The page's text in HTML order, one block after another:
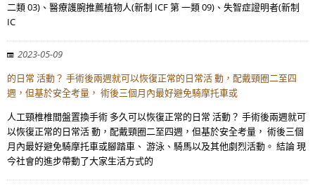
二類 03)、醫療護腕推薦植物人(新制 ICF 第 一類 09)、失智症證明者(新制
IC
2023-05-09
的日常 活動？ 手術後兩週就可以恢復正常的日常活 動，配戴頸圈二至四
週，但基於安全考量， 術後三個月內最好避免騎摩托車或
人工頸椎椎間盤置換手術 多久可以恢復正常的日常 活動？ 手術後兩週就可
以恢復正常的日常活 動，配戴頸圈二至四週，但基於安全考量， 術後三個
月內最好避免騎摩托車或腳踏車、 游泳、騎馬以及其他劇烈活動。 結論 現
今社會的進步帶動了大家生活方式的